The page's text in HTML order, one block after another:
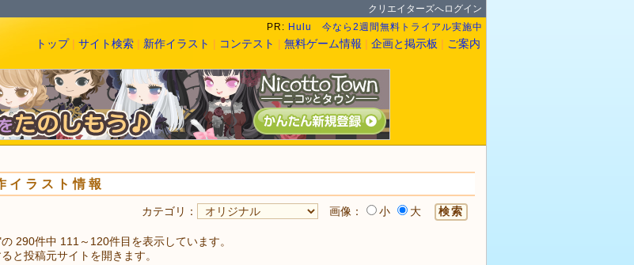
クリエイターズへログイン
PR: Hulu 今なら2週間無料トライアル実施中
トップ| サイト検索 | 新作イラスト | コンテスト | 無料ゲーム情報 | 企画と掲示板 | ご案内
イラスト情報
カテゴリ： 画像： 小 大
290件中 111～120件目を表示しています。
と投稿元サイトを開きます。